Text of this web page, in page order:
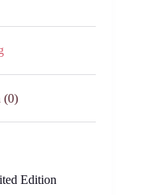
(0)
Edition